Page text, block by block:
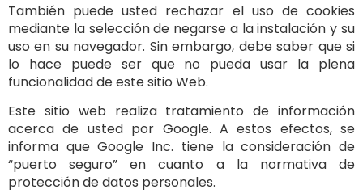
También puede usted rechazar el uso de cookies
mediante la selección de negarse a la instalación y su
uso en su navegador. Sin embargo, debe saber que si
lo hace puede ser que no pueda usar la plena
funcionalidad de este sitio Web.
Este sitio web realiza tratamiento de información
acerca de usted por Google. A estos efectos, se
informa que Google Inc. tiene la consideración de
“puerto seguro” en cuanto a la normativa de
protección de datos personales.